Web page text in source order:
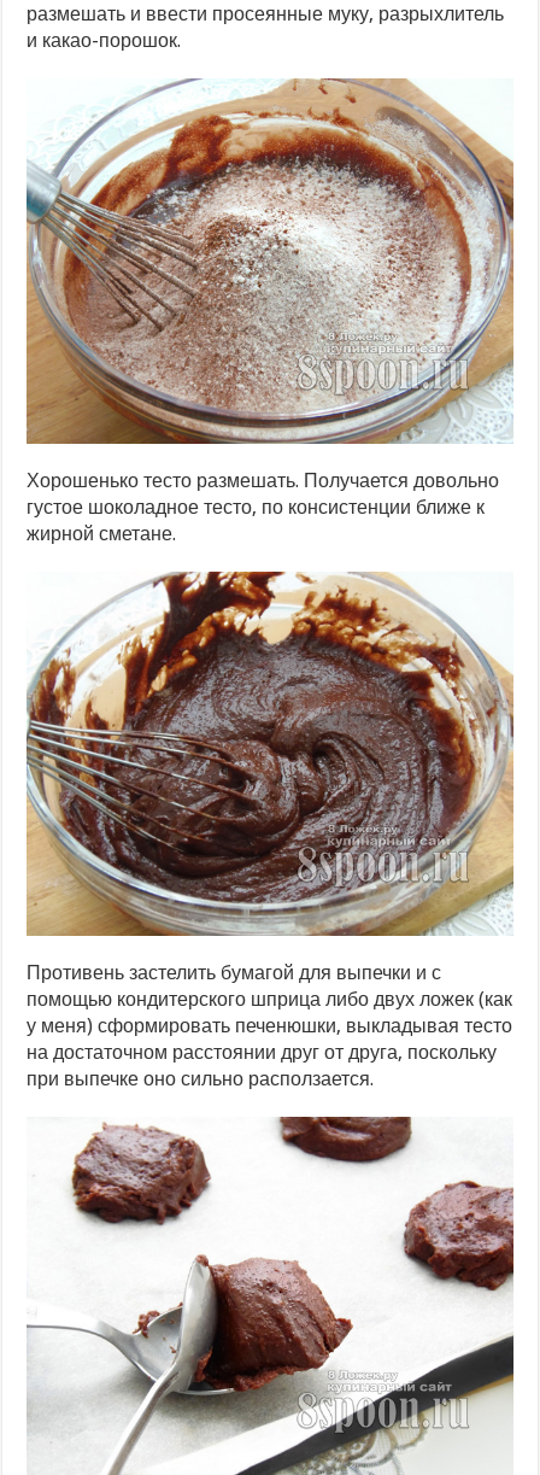
размешать и ввести просеянные муку, разрыхлитель
и какао-порошок.
Хорошенько тесто размешать. Получается довольно
густое шоколадное тесто, по консистенции ближе к
жирной сметане.
Противень застелить бумагой для выпечки и с
помощью кондитерского шприца либо двух ложек (как
у меня) сформировать печенюшки, выкладывая тесто
на достаточном расстоянии друг от друга, поскольку
при выпечке оно сильно расползается.